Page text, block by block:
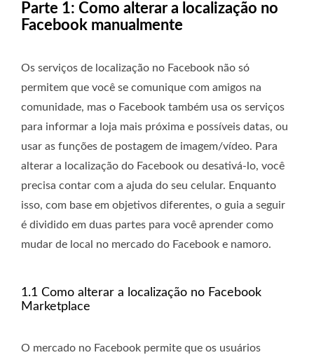
Parte 1: Como alterar a localização no
Facebook manualmente
Os serviços de localização no Facebook não só
permitem que você se comunique com amigos na
comunidade, mas o Facebook também usa os serviços
para informar a loja mais próxima e possíveis datas, ou
usar as funções de postagem de imagem/vídeo. Para
alterar a localização do Facebook ou desativá-lo, você
precisa contar com a ajuda do seu celular. Enquanto
isso, com base em objetivos diferentes, o guia a seguir
é dividido em duas partes para você aprender como
mudar de local no mercado do Facebook e namoro.
1.1 Como alterar a localização no Facebook
Marketplace
O mercado no Facebook permite que os usuários